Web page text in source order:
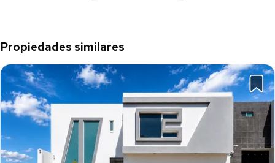
Propiedades similares